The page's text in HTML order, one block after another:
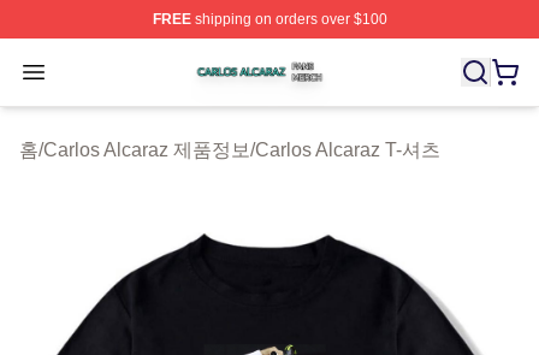
FREEshipping on orders over $100
Open menu
Carlos Alcaraz Shop ⚡️ Officially Licensed Carlos
홈/Carlos Alcaraz 제품정보/Carlos Alcaraz T-셔츠